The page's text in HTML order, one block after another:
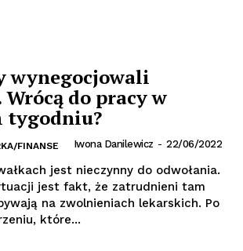
wynegocjowali
do pracy w
tygodniu?
FINANSE Iwona Danilewicz - 22/06/2022
jest nieczynny do odwołania.
jest fakt, że zatrudnieni tam
na zwolnieniach lekarskich. Po
które...